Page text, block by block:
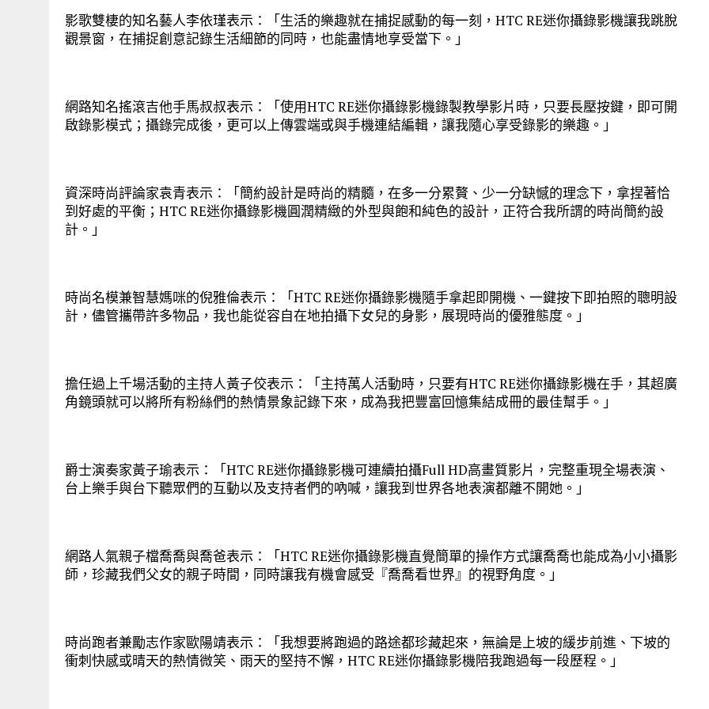
影歌雙棲的知名藝人李依瑾表示：「生活的樂趣就在捕捉感動的每一刻，HTC RE迷你攝錄影機讓我跳脫
觀景窗，在捕捉創意記錄生活細節的同時，也能盡情地享受當下。」
網路知名搖滾吉他手馬叔叔表示：「使用HTC RE迷你攝錄影機錄製教學影片時，只要長壓按鍵，即可開
啟錄影模式；攝錄完成後，更可以上傳雲端或與手機連結編輯，讓我隨心享受錄影的樂趣。」
資深時尚評論家袁青表示：「簡約設計是時尚的精髓，在多一分累贅、少一分缺憾的理念下，拿捏著恰
到好處的平衡；HTC RE迷你攝錄影機圓潤精緻的外型與飽和純色的設計，正符合我所謂的時尚簡約設
計。」
時尚名模兼智慧媽咪的倪雅倫表示：「HTC RE迷你攝錄影機隨手拿起即開機、一鍵按下即拍照的聰明設
計，儘管攜帶許多物品，我也能從容自在地拍攝下女兒的身影，展現時尚的優雅態度。」
擔任過上千場活動的主持人黃子佼表示：「主持萬人活動時，只要有HTC RE迷你攝錄影機在手，其超廣
角鏡頭就可以將所有粉絲們的熱情景象記錄下來，成為我把豐富回憶集結成冊的最佳幫手。」
爵士演奏家黃子瑜表示：「HTC RE迷你攝錄影機可連續拍攝Full HD高畫質影片，完整重現全場表演、
台上樂手與台下聽眾們的互動以及支持者們的吶喊，讓我到世界各地表演都離不開她。」
網路人氣親子檔喬喬與喬爸表示：「HTC RE迷你攝錄影機直覺簡單的操作方式讓喬喬也能成為小小攝影
師，珍藏我們父女的親子時間，同時讓我有機會感受『喬喬看世界』的視野角度。」
時尚跑者兼勵志作家歐陽靖表示：「我想要將跑過的路途都珍藏起來，無論是上坡的緩步前進、下坡的
衝刺快感或晴天的熱情微笑、雨天的堅持不懈，HTC RE迷你攝錄影機陪我跑過每一段歷程。」